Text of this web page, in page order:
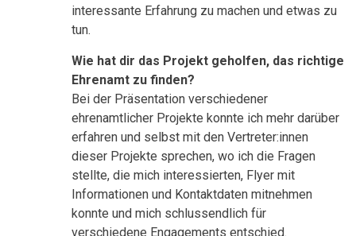
interessante Erfahrung zu machen und etwas zu
tun.
Wie hat dir das Projekt geholfen, das richtige
Ehrenamt zu finden?
Bei der Präsentation verschiedener
ehrenamtlicher Projekte konnte ich mehr darüber
erfahren und selbst mit den Vertreter:innen
dieser Projekte sprechen, wo ich die Fragen
stellte, die mich interessierten, Flyer mit
Informationen und Kontaktdaten mitnehmen
konnte und mich schlussendlich für
verschiedene Engagements entschied.